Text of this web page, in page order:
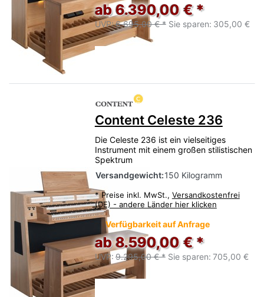
ab 6.390,00 € *
UVP:6.695,00 € * Sie sparen: 305,00 €
Content Celeste 236
Die Celeste 236 ist ein vielseitiges
Instrument mit einem großen stilistischen
Spektrum
Versandgewicht:150 Kilogramm
* Preise inkl. MwSt., Versandkostenfrei
(DE) - andere Länder hier klicken
Verfügbarkeit auf Anfrage
ab 8.590,00 € *
UVP: 9.295,00 € * Sie sparen: 705,00 €